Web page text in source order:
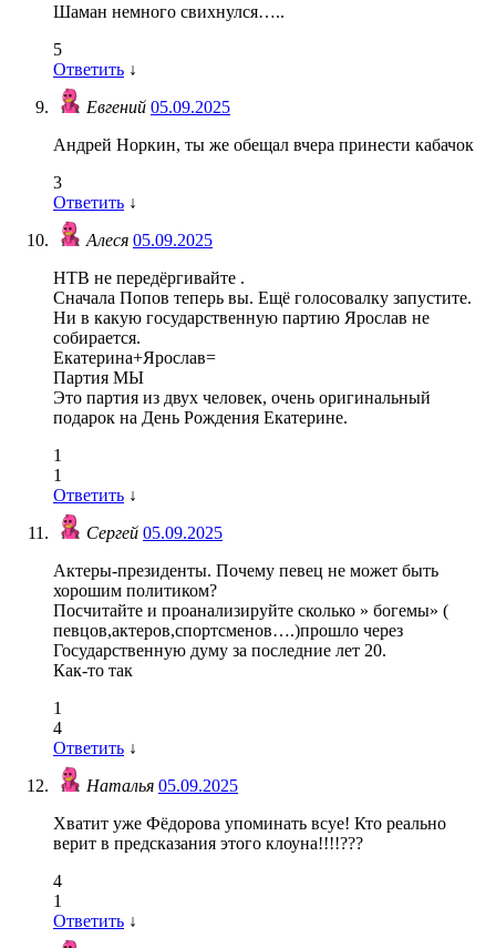
Шаман немного свихнулся…..
5
Ответить ↓
Евгений 05.09.2025
Андрей Норкин, ты же обещал вчера принести кабачок
3
Ответить ↓
Алеся 05.09.2025
НТВ не передёргивайте .
Сначала Попов теперь вы. Ещё голосовалку запустите.
Ни в какую государственную партию Ярослав не
собирается.
Екатерина+Ярослав=
Партия МЫ
Это партия из двух человек, очень оригинальный
подарок на День Рождения Екатерине.
1
1
Ответить ↓
Сергей 05.09.2025
Актеры-президенты. Почему певец не может быть
хорошим политиком?
Посчитайте и проанализируйте сколько » богемы» (
певцов,актеров,спортсменов….)прошло через
Государственную думу за последние лет 20.
Как-то так
1
4
Ответить ↓
Наталья 05.09.2025
Хватит уже Фëдорова упоминать всуе! Кто реально
верит в предсказания этого клоуна!!!!???
4
1
Ответить ↓